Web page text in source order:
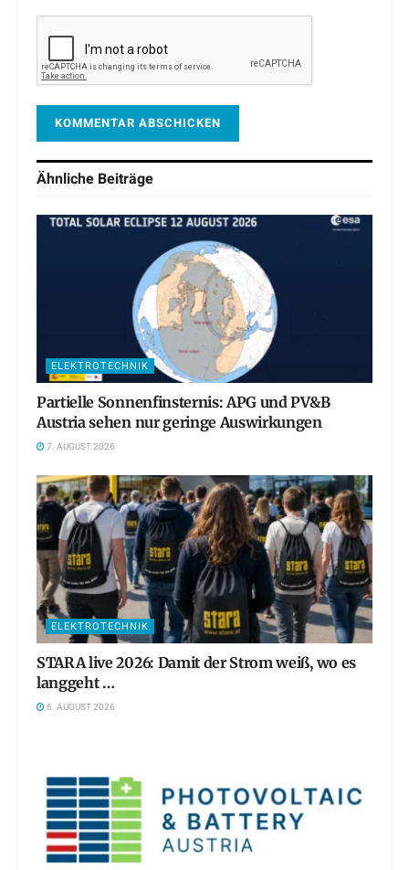
Ähnliche Beiträge
ELEKTROTECHNIK
Partielle Sonnenfinsternis: APG und PV&B
Austria sehen nur geringe Auswirkungen
7. AUGUST 2026
ELEKTROTECHNIK
STARA live 2026: Damit der Strom weiß, wo es
langgeht …
6. AUGUST 2026